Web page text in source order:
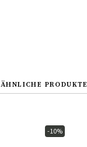
ÄHNLICHE PRODUKTE
-10%